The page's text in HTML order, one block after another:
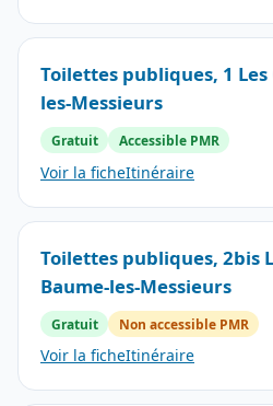
Toilettes publiques, 1
les-Messieurs
Gratuit Accessible PMR
Voir la ficheItinéraire
Toilettes publiques, 2bis
Baume-les-Messieurs
Gratuit Non accessible PMR
Voir la ficheItinéraire